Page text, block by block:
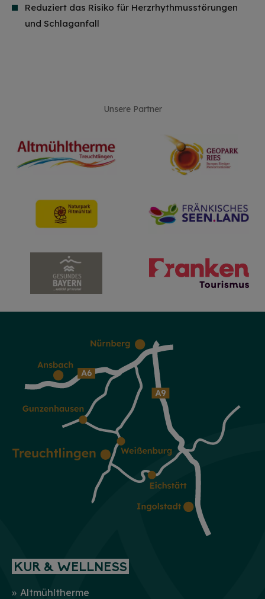
Reduziert das Risiko für Herzrhythmusstörungen
und Schlaganfall
Unsere Partner
KUR & WELLNESS
Altmühltherme